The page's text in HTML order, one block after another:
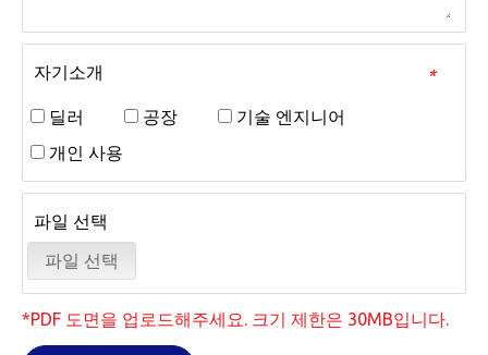
*
자기소개
딜러 공장
기술 엔지니어
개인 사용
파일 선택
파일 선택
*PDF 도면을 업로드해주세요. 크기 제한은 30MB입니다.